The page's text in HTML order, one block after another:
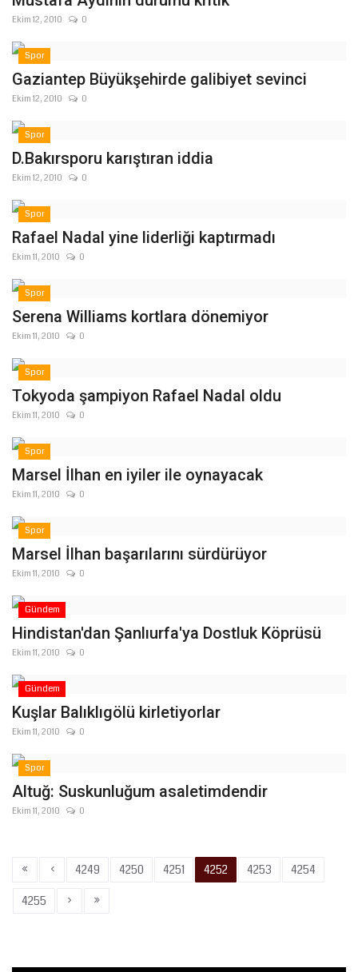
Ekim 12, 2010 0
Spor
Gaziantep Büyükşehirde galibiyet sevinci
Ekim 12, 2010 0
Spor
D.Bakırsporu karıştıran iddia
Ekim 12, 2010 0
Spor
Rafael Nadal yine liderliği kaptırmadı
Ekim 11, 2010 0
Spor
Serena Williams kortlara dönemiyor
Ekim 11, 2010 0
Spor
Tokyoda şampiyon Rafael Nadal oldu
Ekim 11, 2010 0
Spor
Marsel İlhan en iyiler ile oynayacak
Ekim 11, 2010 0
Spor
Marsel İlhan başarılarını sürdürüyor
Ekim 11, 2010 0
Gündem
Hindistan'dan Şanlıurfa'ya Dostluk Köprüsü
Ekim 11, 2010 0
Gündem
Kuşlar Balıklıgölü kirletiyorlar
Ekim 11, 2010 0
Spor
Altuğ: Suskunluğum asaletimdendir
Ekim 11, 2010 0
« ‹ 4249 4250 4251 4252 4253
4254
4255
› »